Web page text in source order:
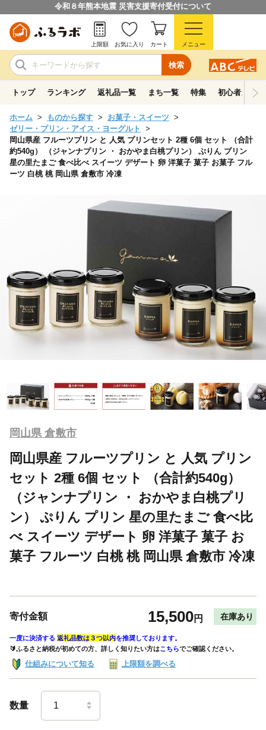
令和８年熊本地震 災害支援寄付受付について
検索
上限額 お気に入り カート メニュー
トップ ランキング 返礼品一覧 まち一覧 特集 初心者ガイド
ホーム ものから探す
お菓子・スイーツ
ゼリー・プリン・アイス・ヨーグルト
岡山県産 フルーツプリン と 人気 プリンセット 2種 6個 セット （合計
約540g） （ジャンナプリン ・ おかやま白桃プリン） ぷりん プリン
星の里たまご 食べ比べ スイーツ デザート 卵 洋菓子 菓子 お菓子 フル
ーツ 白桃 桃 岡山県 倉敷市 冷凍
岡山県 倉敷市
岡山県産 フルーツプリン と 人気 プリン
セット 2種 6個 セット （合計約540g）
（ジャンナプリン ・ おかやま白桃プリ
ン） ぷりん プリン 星の里たまご 食べ比
べ スイーツ デザート 卵 洋菓子 菓子 お
菓子 フルーツ 白桃 桃 岡山県 倉敷市 冷凍
寄付金額 15,500円 在庫あり
一度に決済する 返礼品数は３つ以内を推奨しております。
🔰ふるさと納税が初めての方、詳しく知りたい方はこちらでご確認ください。
仕組みについて知る 上限額を調べる
数量